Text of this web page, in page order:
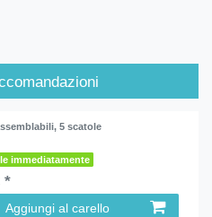
5 scatole
immediatamente
*
Aggiungi al carello